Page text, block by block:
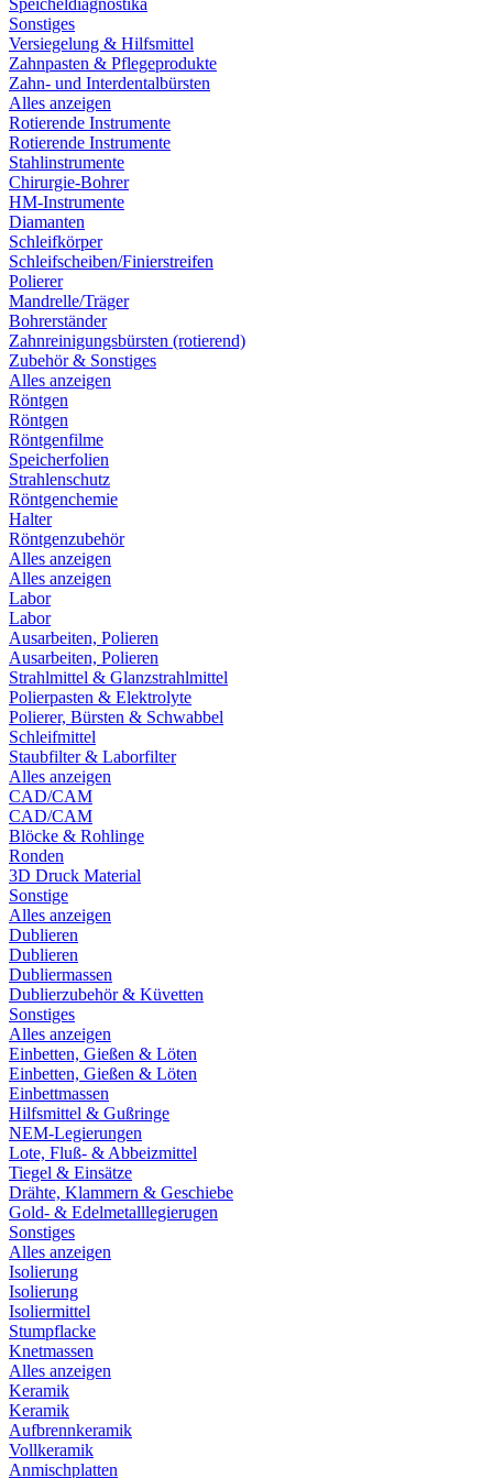
Speicheldiagnostika
Sonstiges
Versiegelung & Hilfsmittel
Zahnpasten & Pflegeprodukte
Zahn- und Interdentalbürsten
Alles anzeigen
Rotierende Instrumente
Rotierende Instrumente
Stahlinstrumente
Chirurgie-Bohrer
HM-Instrumente
Diamanten
Schleifkörper
Schleifscheiben/Finierstreifen
Polierer
Mandrelle/Träger
Bohrerständer
Zahnreinigungsbürsten (rotierend)
Zubehör & Sonstiges
Alles anzeigen
Röntgen
Röntgen
Röntgenfilme
Speicherfolien
Strahlenschutz
Röntgenchemie
Halter
Röntgenzubehör
Alles anzeigen
Alles anzeigen
Labor
Labor
Ausarbeiten, Polieren
Ausarbeiten, Polieren
Strahlmittel & Glanzstrahlmittel
Polierpasten & Elektrolyte
Polierer, Bürsten & Schwabbel
Schleifmittel
Staubfilter & Laborfilter
Alles anzeigen
CAD/CAM
CAD/CAM
Blöcke & Rohlinge
Ronden
3D Druck Material
Sonstige
Alles anzeigen
Dublieren
Dublieren
Dubliermassen
Dublierzubehör & Küvetten
Sonstiges
Alles anzeigen
Einbetten, Gießen & Löten
Einbetten, Gießen & Löten
Einbettmassen
Hilfsmittel & Gußringe
NEM-Legierungen
Lote, Fluß- & Abbeizmittel
Tiegel & Einsätze
Drähte, Klammern & Geschiebe
Gold- & Edelmetalllegierugen
Sonstiges
Alles anzeigen
Isolierung
Isolierung
Isoliermittel
Stumpflacke
Knetmassen
Alles anzeigen
Keramik
Keramik
Aufbrennkeramik
Vollkeramik
Anmischplatten